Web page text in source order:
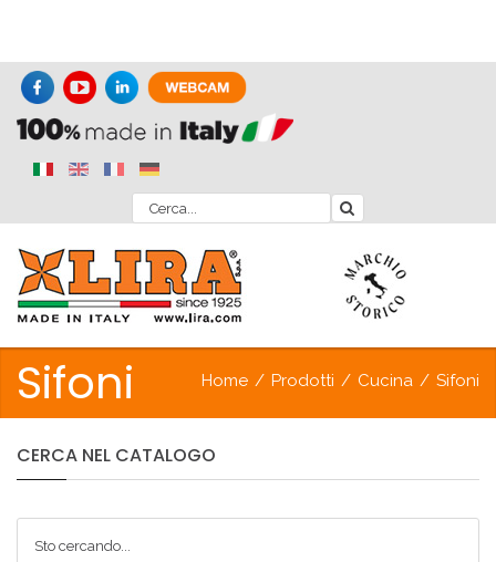
Sifoni Home / Prodotti / Cucina / Sifoni
CERCA NEL CATALOGO